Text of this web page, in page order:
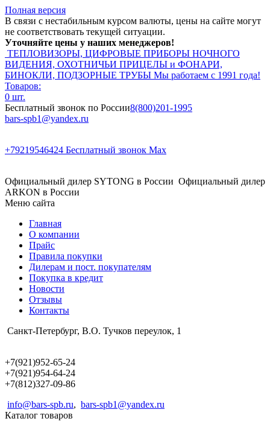
Полная версия
В связи с нестабильным курсом валюты, цены на сайте могут
не соответствовать текущей ситуации.
Уточняйте цены у наших менеджеров!
ТЕПЛОВИЗОРЫ, ЦИФРОВЫЕ ПРИБОРЫ НОЧНОГО
ВИДЕНИЯ, ОХОТНИЧЬИ ПРИЦЕЛЫ и ФОНАРИ,
БИНОКЛИ, ПОДЗОРНЫЕ ТРУБЫ Мы работаем с 1991 года!
Товаров:
0 шт.
Бесплатный звонок по России8(800)201-1995
bars-spb1@yandex.ru
+79219546424 Бесплатный звонок Max
Официальный дилер SYTONG в России Официальный дилер
ARKON в России
Меню сайта
Главная
О компании
Прайс
Правила покупки
Дилерам и пост. покупателям
Покупка в кредит
Новости
Отзывы
Контакты
Санкт-Петербург, В.О. Тучков переулок, 1
+7(921)952-65-24
+7(921)954-64-24
+7(812)327-09-86
info@bars-spb.ru, bars-spb1@yandex.ru
Каталог товаров